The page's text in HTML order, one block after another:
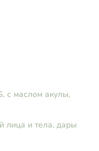
с маслом акулы,
лица и тела, дары